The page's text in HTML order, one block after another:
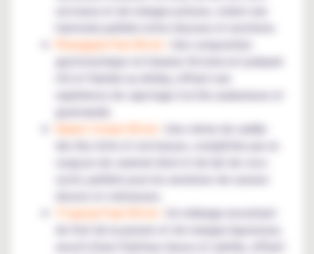
onctueux et de mangue juteuse, créant une
Pineapple Pan 50 ml :
gastronomique où l'ananas Victoria est préparé
expérience de vapotage à la fois audacieuse et
Sweet Cream 50 ml :
Une crème de vanille
des îles riche et onctueuse, complétée par un
soupçon de caramel doré et de lait de coco
Tropical Fuel 50 ml :
Un mélange envoûtant
de fruit de la passion et de mangue liquoreuse,